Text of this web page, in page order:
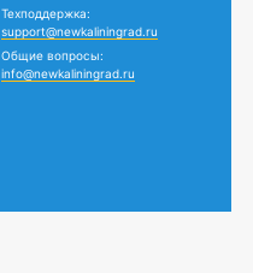
Техподдержка:
support@newkaliningrad.ru
Общие вопросы:
info@newkaliningrad.ru